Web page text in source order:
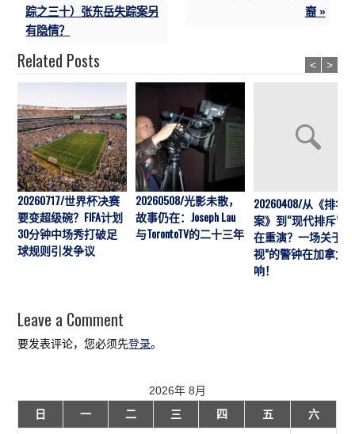
踪之三十）张东岳失踪案另
有隐情？
裔 »
Related Posts
20260717/世界杯决赛
要变超级碗？FIFA计划
30分钟中场秀打破足
球规则引发争议
20260508/光影未散，
故事仍在：Joseph Lau
与TorontoTV的二十三年
20260408/从《排华
案》到“现代排斥”历
在重演？一场关于“
视”的警钟在加拿大
响！
< >
Leave a Comment
要发表评论，您必须先登录。
2026年 8月
日
一 二 三 四 五 六